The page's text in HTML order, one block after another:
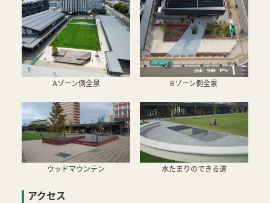
Aゾーン側全景 Bゾーン側全景
ウッドマウンテン 水たまりのできる道
アクセス